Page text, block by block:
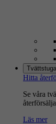
Tvättstuga
Hitta
Se våra
Läs mer